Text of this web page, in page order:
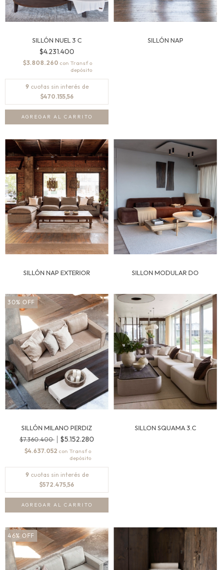
SILLÓN NUEL 3 C
$4.231.400
$3.808.260 con
9 cuotas sin interés de
$470.155,56
SILLÓN NAP
SILLÓN NAP EXTERIOR SILLON MODULAR DO
30% OFF
SILLÓN MILANO PERDIZ
$7.360.400 $5.152.280
$4.637.052 con
9 cuotas sin interés de
$572.475,56
SILLON SQUAMA 3.C
46% OFF